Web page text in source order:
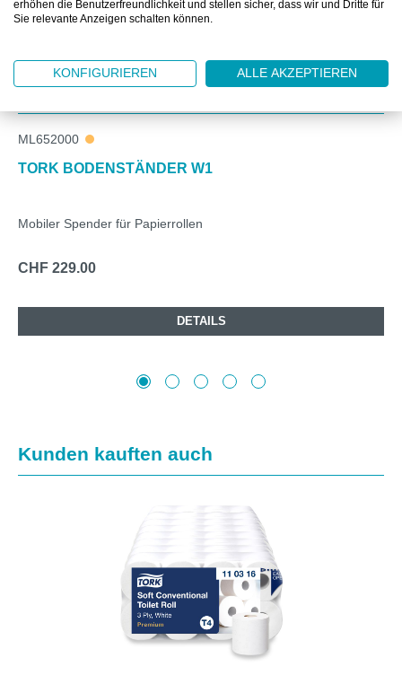
ML652000
TORK BODENSTÄNDER W1
Mobiler Spender für Papierrollen
CHF 229.00
DETAILS
Produktgalerie überspringen
Kunden kauften auch
erhöhen die Benutzerfreundlichkeit und stellen sicher, dass wir und Dritte für
Sie relevante Anzeigen schalten können.
KONFIGURIEREN ALLE AKZEPTIEREN